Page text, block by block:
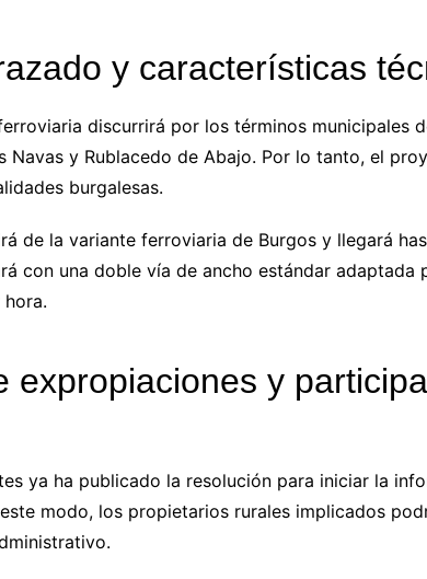
y características
discurrirá por los términos municipales
Navas y Rublacedo de Abajo. Por lo tanto, el
burgalesas.
de la variante ferroviaria de Burgos y llegará
con una doble vía de ancho estándar adaptada
expropiaciones y
ya ha publicado la resolución para iniciar la
modo, los propietarios rurales implicados